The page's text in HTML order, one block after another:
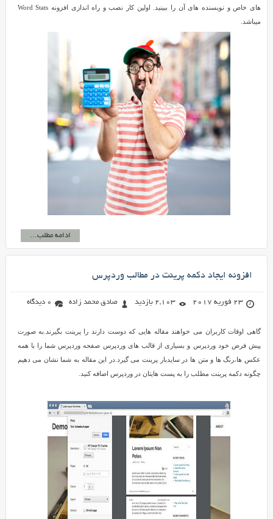
های خاص و نویسنده های آن را ببینید. اولین کار نصب و راه اندازی افزونه Word Stats
میباشد.
ادامه مطلب...
افزونه ایجاد دکمه پرینت در مطالب وردپرس
23 فوریه 2017 2,103 بازدید صادق محمد زاده 0 دیدگاه
گاهی اوقات کاربران می خواهند مقاله هایی که دوست دارند را پرینت بگیرند.به صورت
پیش فرض خود وردپرس و بسیاری از قالب های وردپرس صفحه وردپرس شما را با همه
عکس ها،رنگ ها و متن ها در سایدبار پرینت می گیرد.در این مقاله به شما نشان می دهیم
چگونه دکمه پرینت مطلب را به پست هایتان در وردپرس اضافه کنید.